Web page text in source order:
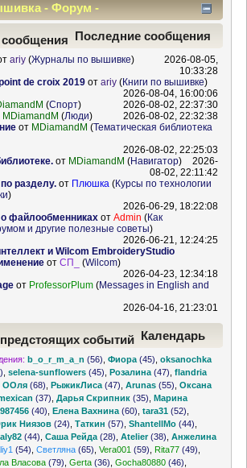
- Форум -
центр
Последние сообщения
ariy(Журналы по вышивке)
2026-08-05,
10:33:28
de croix 2019от ariy(Книги по вышивке)
2026-08-04, 16:00:06
(Спорт)
2026-08-02, 22:37:30
MDiamandM (Люди)
2026-08-02, 22:32:38
от MDiamandM (Тематическая библиотека
2026-08-02, 22:25:03
от MDiamandM (Навигатор)
2026-
08-02, 22:11:42
разделу.от Плюшка (Курсы по технологии
)
2026-06-29, 18:22:08
файлообменникахот Admin (Как
и другие полезные советы)
2026-06-21, 12:24:25
и Wilcom EmbroideryStudio
от СП_ (Wilcom)
2026-04-23, 12:34:18
от ProfessorPlum(Messages in English and
2026-04-16, 21:23:01
Календарь
b_o_r_m_a_n (56) ,Фиора (45) ,oksanochka
,selena-sunflowers (45) ,Розалина (47) ,flandria
,ООля (68) ,РыжикЛиса (47) ,Arunas (55) ,Оксана
(37) ,Дарья Скрипник (35) ,Марина
(40) ,Елена Вахнина (60) ,tara31 (52)
Ниязов (24) ,Таткин (57) ,ShantellMo (44)
(44) ,Саша Рейда (28) ,Atelier(38) ,Анжелина
(54) ,Светляна (65) ,Vera001 (59) Rita77 (49)
Власова (79) ,Gerta (36) ,Gocha80880 (46)